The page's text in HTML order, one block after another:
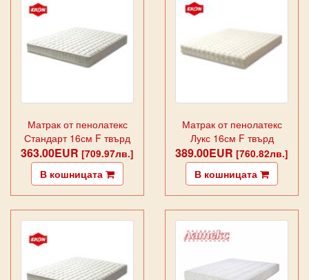
Матрак от пенолатекс
Стандарт 16см F твърд
363.00EUR [709.97лв.]
В кошницата
Матрак от пенолатекс
Лукс 16см F твърд
389.00EUR [760.82лв.]
В кошницата